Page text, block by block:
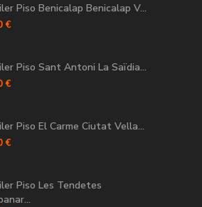
Piso Benicalap Benicalap V...
€
Piso Sant Antoni La Saïdia...
€
Piso El Carme Ciutat Vella...
€
Piso Les Tendetes